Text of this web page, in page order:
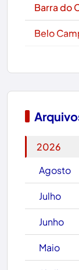
Barra do
Belo
Boquira
2026
Agosto
Julho
Junho
Maio